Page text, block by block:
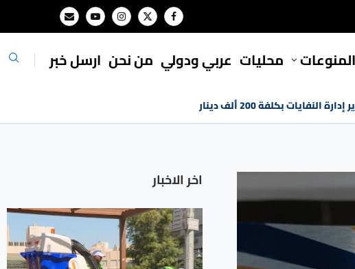
المنوعات محليات ⁠عربي ودولي من نحن ارسل خبر
بكلفة 200 ألف دينار
اخر الاخبار